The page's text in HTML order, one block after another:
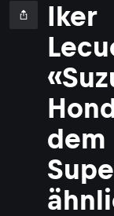
Iker
dem